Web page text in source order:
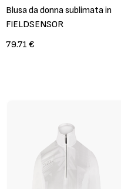
Blusa da donna sublimata in
FIELDSENSOR
79.71 €